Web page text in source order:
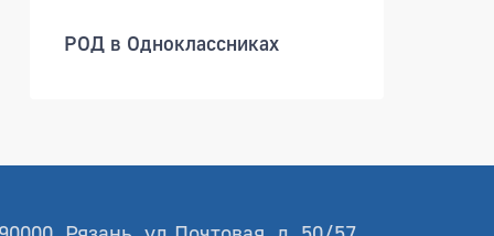
РОД в Одноклассниках